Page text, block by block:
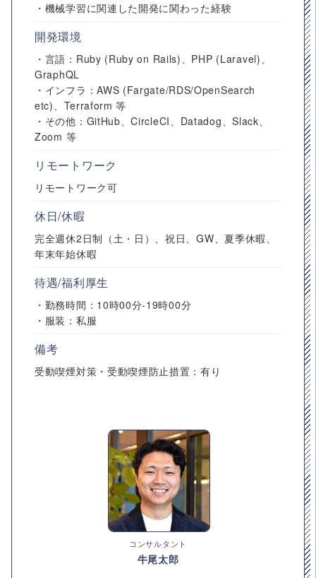
・機械学習に関連した開発に関わった経験
開発環境
・言語：Ruby (Ruby on Rails)、PHP (Laravel)、
GraphQL
・インフラ：AWS (Fargate/RDS/OpenSearch
etc)、Terraform 等
・その他：GitHub、CircleCI、Datadog、Slack、
Zoom 等
リモートワーク
リモートワーク可
休日/休暇
完全週休2日制（土・日）、祝日、GW、夏季休暇、
年末年始休暇
待遇/福利厚生
・勤務時間：10時00分-19時00分
・服装：私服
備考
受動喫煙対策・受動喫煙防止措置：有り
コンサルタント
牛尾太郎